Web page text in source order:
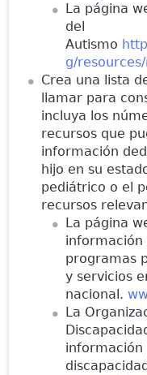
La página
del
Autismo
g/
Crea una lista
llamar para
incluya los
recursos que
información
hijo en su
pediátrico o el
recursos
La página
información
programas
y servicios
nacional.
La
información